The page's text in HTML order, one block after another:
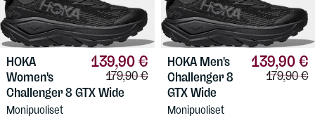
139,90 €
Vertailuhinta:
179,90 €
HOKA
Women's
Challenger 8 GTX Wide
Monipuoliset
139,90 €
179,90 €
HOKAMen's
Challenger 8
GTX Wide
Monipuoliset